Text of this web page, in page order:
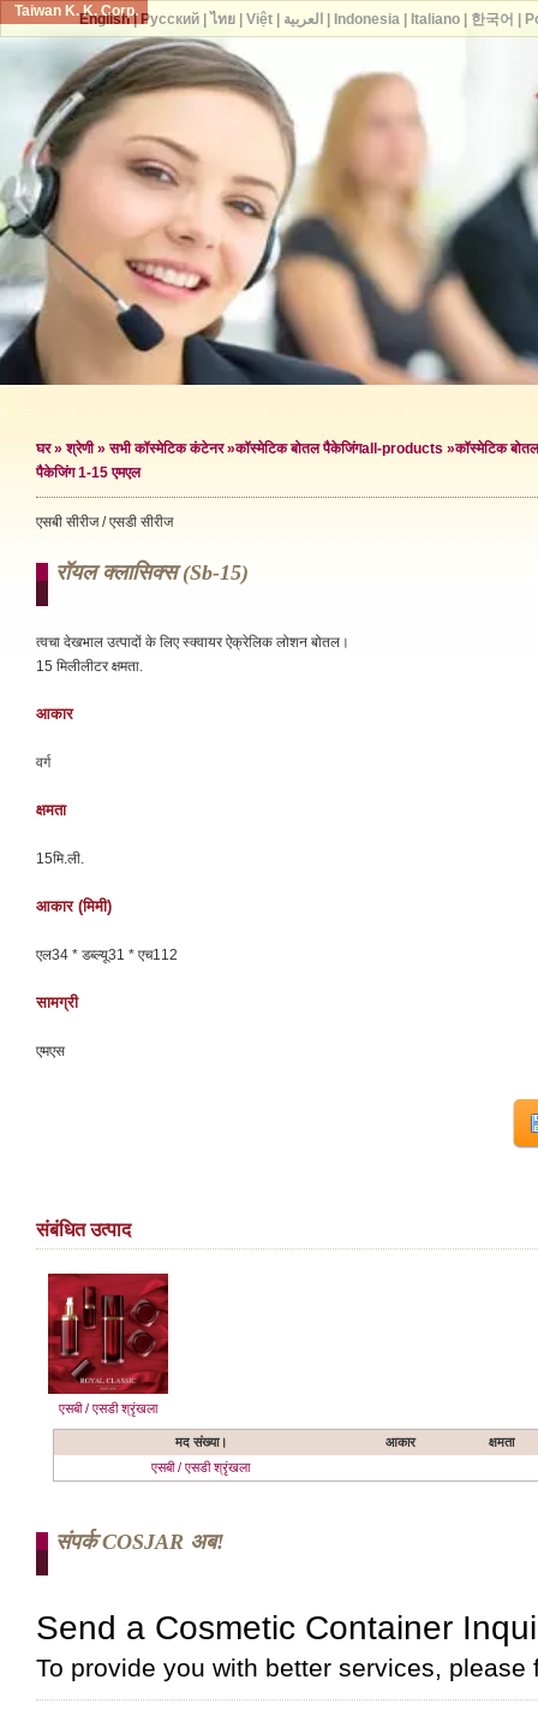
Taiwan K. K. Corp.
घर»श्रेणी»सभी कॉस्मेटिक कंटेनर»कॉस्मेटिक बोतल पैकेजिंगall-products »कॉस्मेटिक
पैकेजिंग 1-15 एमएल
एसबी सीरीज / एसडी सीरीज
रॉयल क्लासिक्स (sb-15)
त्वचा देखभाल उत्पादों के लिए स्क्वायर ऐक्रेलिक लोशन बोतल।
15 मिलीलीटर क्षमता.
आकार
वर्ग
क्षमता
15मि.ली.
आकार (मिमी)
एल34 * डब्ल्यू31 * एच112
सामग्री
एमएस
संबंधित उत्पाद
एसबी / एसडी श्रृंखला
मद संख्या। आकार
क्षमता
एसबी / एसडी श्रृंखला
संपर्क COSJAR अब!
English| Русский| ไทย| Việt| العربية Indonesia| Italiano| 한국어